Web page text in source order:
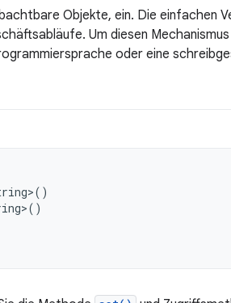
Objekte, ein. Die einfachen
Um diesen
oder eine
>()
>()